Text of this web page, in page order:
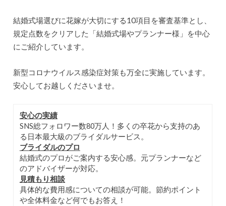
結婚式場選びに花嫁が大切にする10項目を審査基準とし、
規定点数をクリアした「結婚式場やプランナー様」を中心
にご紹介しています。
新型コロナウイルス感染症対策も万全に実施しています。
安心してお越しくださいませ。
安心の実績
SNS総フォロワー数80万人！多くの卒花から支持のあ
る日本最大級のブライダルサービス。
ブライダルのプロ
結婚式のプロがご案内する安心感。元プランナーなど
のアドバイザーが対応。
見積もり相談
具体的な費用感についての相談が可能。節約ポイント
や全体料金など何でもお答え！